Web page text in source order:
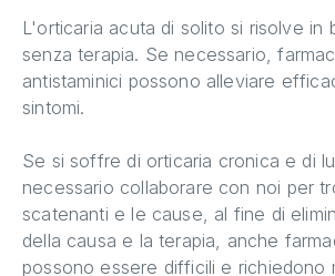
L'orticaria acuta di solito si risolve in
senza terapia. Se necessario,
antistaminici possono alleviare
sintomi.
Se si soffre di orticaria cronica e di
necessario collaborare con noi per
scatenanti e le cause, al fine di
della causa e la terapia, anche
possono essere difficili e richiedono